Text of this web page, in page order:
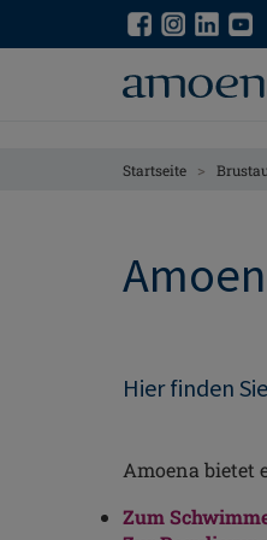
Startseite >
Hier finden
Amoena bietet
Zum